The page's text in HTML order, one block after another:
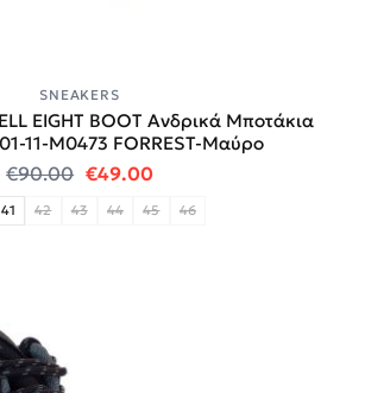
SNEAKERS
EIGHT BOOT Ανδρικά Μποτάκια
11-M0473 FORREST-Μαύρο
€90.00 Original price was: €90.00.
€49.00Η τρέχουσα τιμή
41 42 43 44 45 46